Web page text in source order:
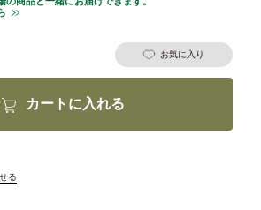
お気に入り
カートに入れる
る